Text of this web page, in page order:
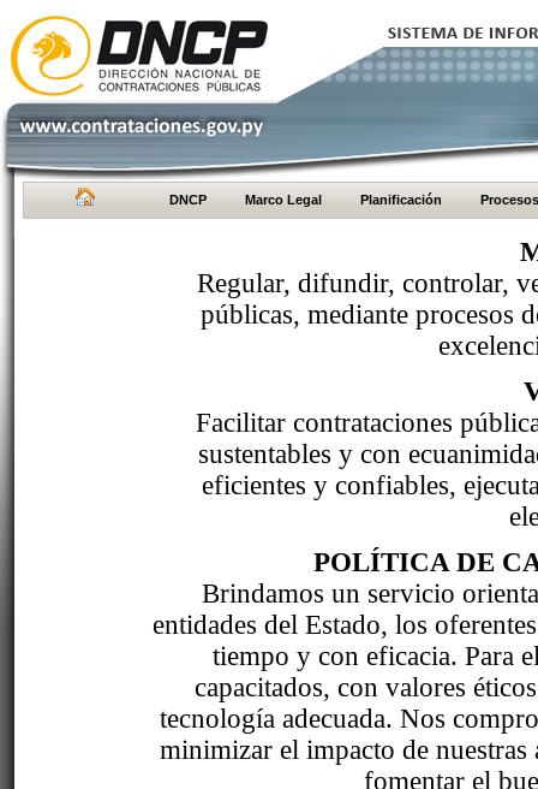
DNCP Marco Legal Planificación Procesos
Regular, difundir, controlar,
públicas, mediante procesos
Facilitar contrataciones
sustentables y con
eficientes y confiables,
POLÍTICA DE
Brindamos un servicio
entidades del Estado, los
tiempo y con eficacia. Para
capacitados, con valores
tecnología adecuada. Nos
minimizar el impacto de
fomentar el